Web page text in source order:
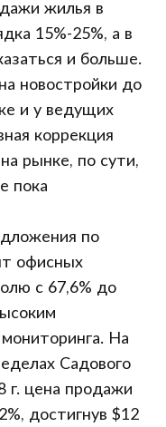
жилья в
15%-25%, а в
и больше.
новостройки до
и у ведущих
коррекция
рынке, по сути,
пока
по
офисных
с 67,6% до
На
Садового
г. цена продажи
достигнув $12